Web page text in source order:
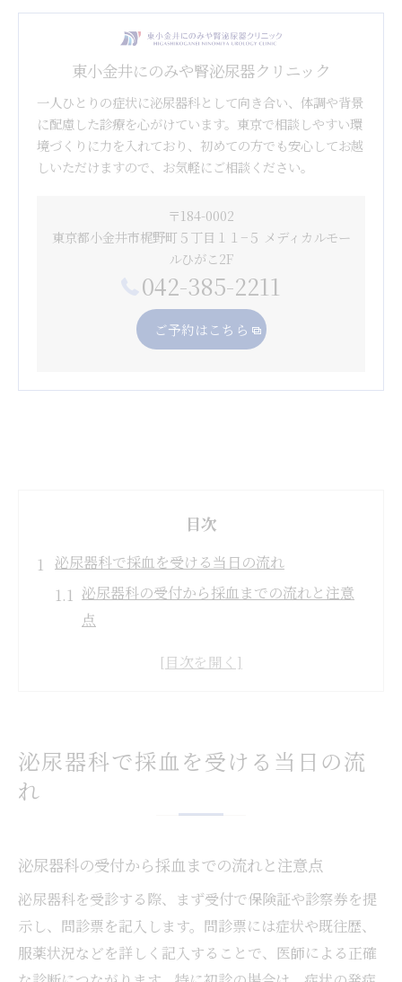
東小金井にのみや腎泌尿器クリニック
一人ひとりの症状に泌尿器科として向き合い、体調や背景
に配慮した診療を心がけています。東京で相談しやすい環
境づくりに力を入れており、初めての方でも安心してお越
しいただけますので、お気軽にご相談ください。
〒184-0002
東京都小金井市梶野町５丁目１１−５ メディカルモー
ルひがこ2F
042-385-2211
ご予約はこちら
目次
泌尿器科で採血を受ける当日の流れ
泌尿器科の受付から採血までの流れと注意
点
泌尿器科での採血後に気をつけたいこと
方法
小金井市で女性医師が在籍する泌尿器科の
特徴
口コミや評判から見る泌尿器科の選び方
泌尿器科のプライバシー配慮や設備につい
泌尿器科で採血を受ける当日の流
れ
泌尿器科の受付から採血までの流れと注意点
泌尿器科を受診する際、まず受付で保険証や診察券を提
示し、問診票を記入します。問診票には症状や既往歴、
服薬状況などを詳しく記入することで、医師による正確